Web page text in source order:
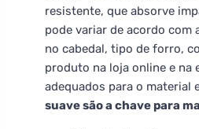
resistente, que absorve
pode variar de acordo com
no cabedal, tipo de forro,
produto na loja online e na
adequados para o material
suave são a chave para